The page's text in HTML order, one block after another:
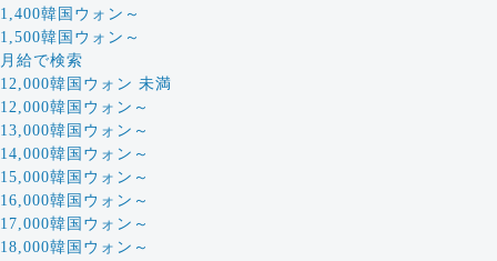
1,400韓国ウォン～
1,500韓国ウォン～
月給で検索
12,000韓国ウォン 未満
12,000韓国ウォン～
13,000韓国ウォン～
14,000韓国ウォン～
15,000韓国ウォン～
16,000韓国ウォン～
17,000韓国ウォン～
18,000韓国ウォン～